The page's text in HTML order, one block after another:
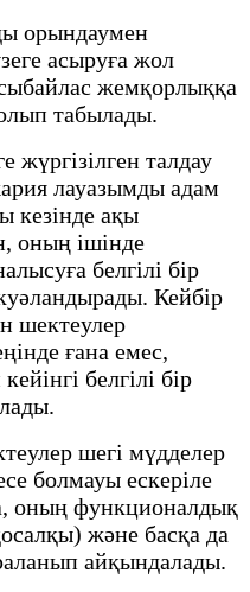
орындаумен
асыруға жол
жемқорлыққа
табылады.
талдау
лауазымды адам
кезінде ақы
оның ішінде
белгілі бір
Кейбір
шектеулер
ғана емес,
белгілі бір
шегі мүдделер
болмауы ескеріле
оның функционалдық
және басқа да
айқындалады.